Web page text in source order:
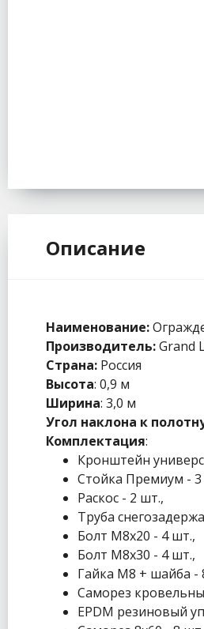
Описание
Наименование:
Производитель:Grand
Страна: Россия
Высота: 0,9 м
Ширина: 3,0 м
Угол наклона к
Комплектация:
Кронштейн
Стойка Премиум -
Раскос - 2 шт.,
Труба
Болт М8x20 - 4 шт.,
Болт М8x30 - 4 шт.,
Гайка М8 + шайба -
Саморез
EPDM резиновый